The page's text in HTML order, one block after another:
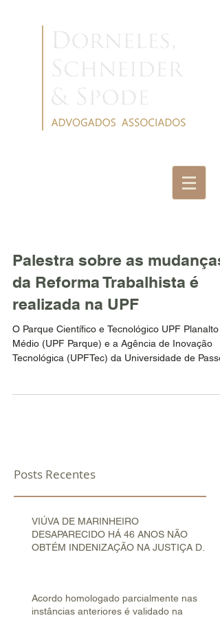
Palestra sobre as mudanças
da Reforma Trabalhista é
realizada na UPF
O Parque Científico e Tecnológico UPF Planalto
Médio (UPF Parque) e a Agência de Inovação
Tecnológica (UPFTec) da Universidade de
Posts Recentes
VIÚVA DE MARINHEIRO
DESAPARECIDO HÁ 46 ANOS NÃO
OBTÉM INDENIZAÇÃO NA JUSTIÇA DO
Acordo homologado parcialmente nas
instâncias anteriores é validado na